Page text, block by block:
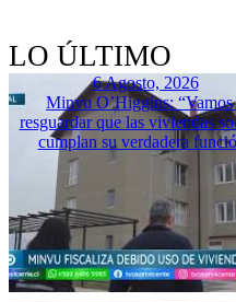
LO ÚLTIMO
6 Agosto, 2026
Minvu O’Higgins: “Vamos
resguardar que las viviendas
cumplan su verdadera